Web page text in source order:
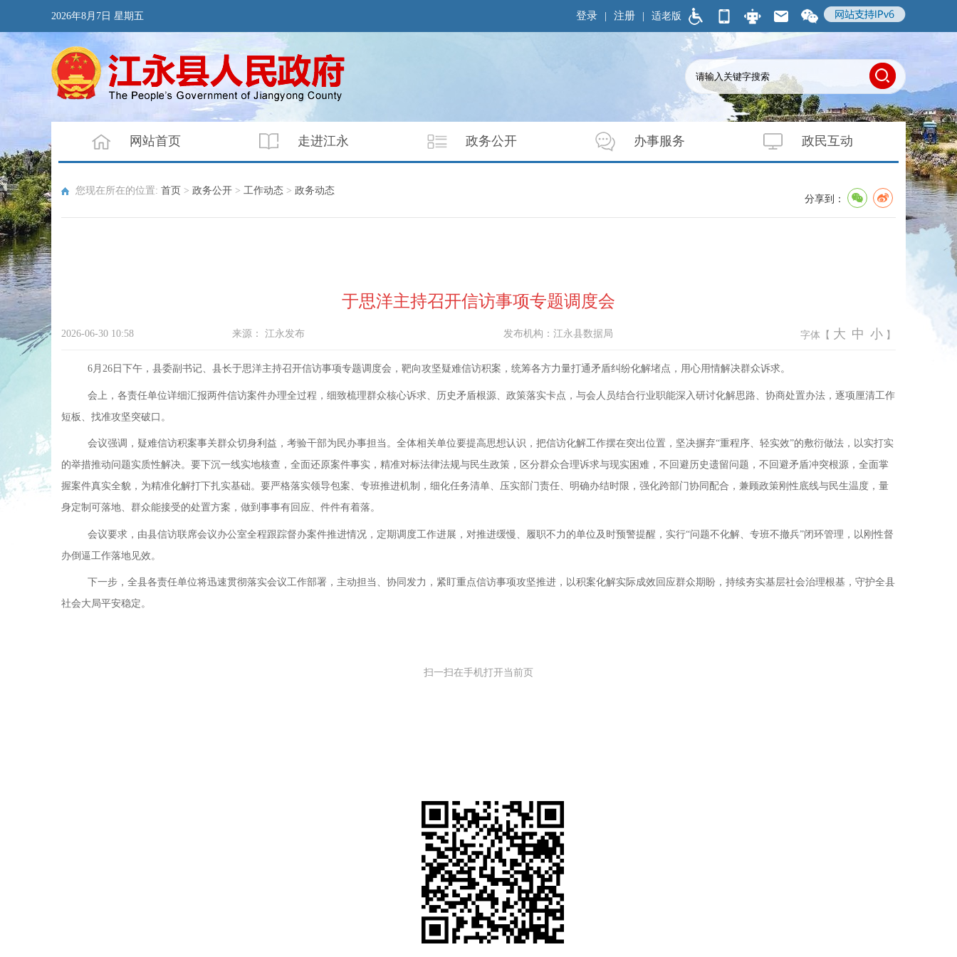
2026年8月7日 星期五 适老版
登录 | 注册 |
网站首页 走进江永 政务公开 办事服务 政民互动
您现在所在的位置: 首页 > 政务公开 > 工作动态 > 政务动态
分享到：
于思洋主持召开信访事项专题调度会
2026-06-30 10:58 来源：江永发布 发布机构：江永县数据局 字体【 大 中 小 】
6月26日下午，县委副书记、县长于思洋主持召开信访事项专题调度会，靶向攻坚疑难信访积案，统筹各方力量打通矛盾纠纷化解堵点，用心用情解决群众诉求。
会上，各责任单位详细汇报两件信访案件办理全过程，细致梳理群众核心诉求、历史矛盾根源、政策落实卡点，与会人员结合行业职能深入研讨化解思路、协商处置办法，逐项厘清工作
短板、找准攻坚突破口。
会议强调，疑难信访积案事关群众切身利益，考验干部为民办事担当。全体相关单位要提高思想认识，把信访化解工作摆在突出位置，坚决摒弃“重程序、轻实效”的敷衍做法，以实打实
的举措推动问题实质性解决。要下沉一线实地核查，全面还原案件事实，精准对标法律法规与民生政策，区分群众合理诉求与现实困难，不回避历史遗留问题，不回避矛盾冲突根源，全面掌
握案件真实全貌，为精准化解打下扎实基础。要严格落实领导包案、专班推进机制，细化任务清单、压实部门责任、明确办结时限，强化跨部门协同配合，兼顾政策刚性底线与民生温度，量
身定制可落地、群众能接受的处置方案，做到事事有回应、件件有着落。
会议要求，由县信访联席会议办公室全程跟踪督办案件推进情况，定期调度工作进展，对推进缓慢、履职不力的单位及时预警提醒，实行“问题不化解、专班不撤兵”闭环管理，以刚性督
办倒逼工作落地见效。
下一步，全县各责任单位将迅速贯彻落实会议工作部署，主动担当、协同发力，紧盯重点信访事项攻坚推进，以积案化解实际成效回应群众期盼，持续夯实基层社会治理根基，守护全县
社会大局平安稳定。
扫一扫在手机打开当前页